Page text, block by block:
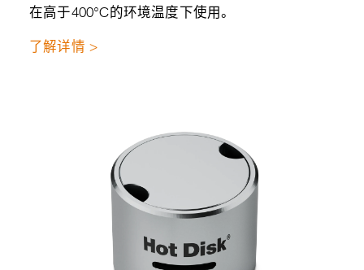
在高于400°C的环境温度下使用。
了解详情 >